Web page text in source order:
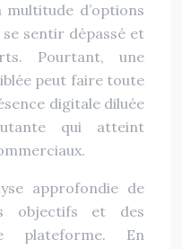
d’options
sentir dépassé et
Pourtant, une
peut faire toute
digitale diluée
qui atteint
approfondie de
objectifs et des
plateforme. En